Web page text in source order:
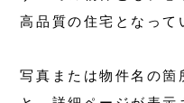
高品質の住宅となって
写真または物件名の箇